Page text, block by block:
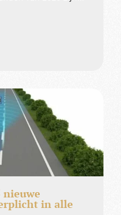
nieuwe
in alle